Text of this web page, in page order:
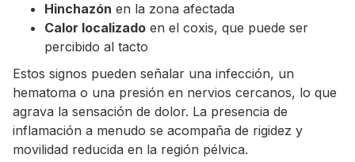
Hinchazón en la zona afectada
Calor localizado en el coxis, que puede ser
percibido al tacto
Estos signos pueden señalar una infección, un
hematoma o una presión en nervios cercanos, lo que
agrava la sensación de dolor. La presencia de
inflamación a menudo se acompaña de rigidez y
movilidad reducida en la región pélvica.